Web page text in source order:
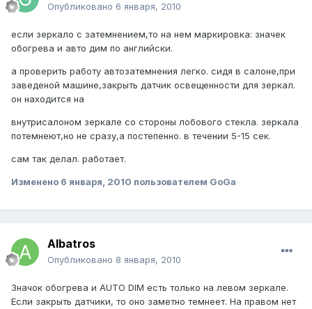
Опубликовано 6 января, 2010
если зеркало с затемнением,то на нем маркировка: значек
обогрева и авто дим по английски.
а проверить работу автозатемнения легко. сидя в салоне,при
заведеной машине,закрыть датчик освещенности для зеркал.
он находится на
внутрисалоном зеркале со стороны лобового стекла. зеркала
потемнеют,но не сразу,а постепенно. в течении 5-15 сек.
сам так делал. работает.
Изменено 6 января, 2010 пользователем GoGa
Albatros
Опубликовано 8 января, 2010
Значок обогрева и AUTO DIM есть только на левом зеркале.
Если закрыть датчики, то оно заметно темнеет. На правом нет